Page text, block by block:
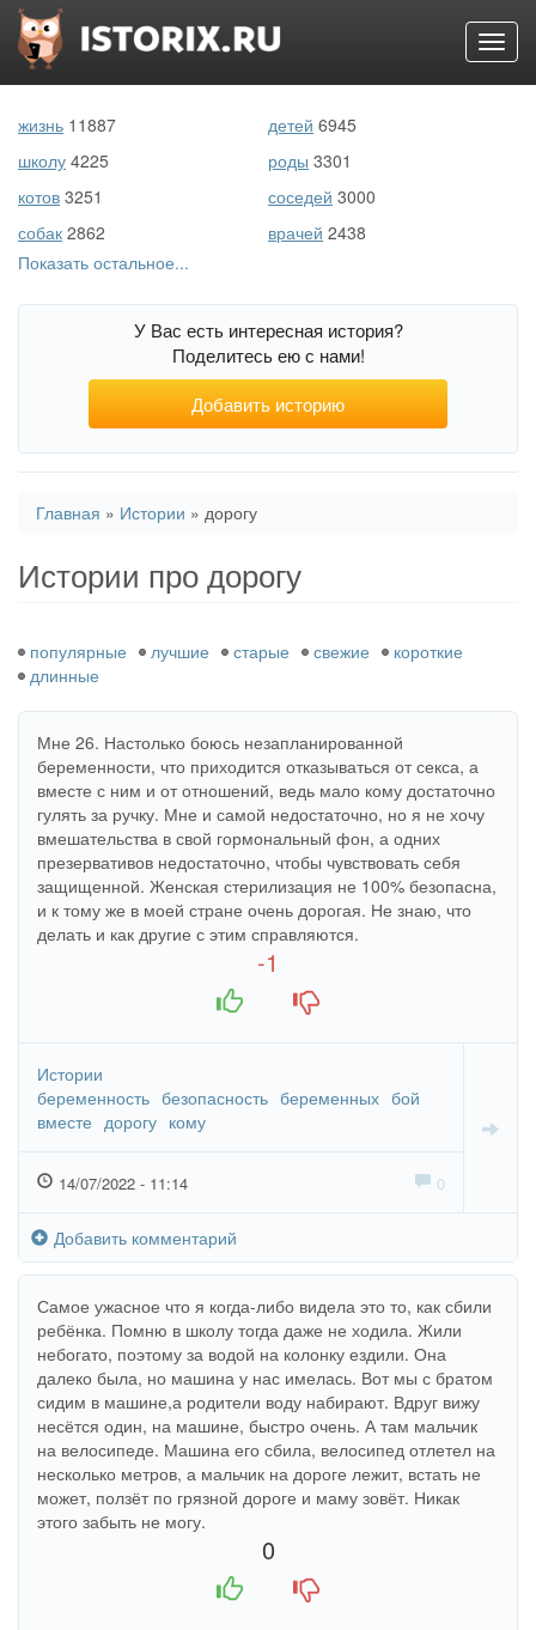
Перейти
основному
содержанию
жизнь 11887 детей 6945
школу 4225 роды 3301
котов 3251 соседей 3000
собак 2862 врачей 2438
первый раз 2216
море 1136 животных 1071
войну 708
507 подростков 505
Показать остальное...
У Вас есть интересная история?
Поделитесь ею с нами!
Добавить историю
Вы
Главная » Истории » дорогу
Истории про дорогу
популярные лучшие старые свежие
короткие
длинные
Мне 26. Настолько боюсь незапланированной
беременности, что приходится отказываться от секса, а
вместе с ним и от отношений, ведь мало кому достаточно
гулять за ручку. Мне и самой недостаточно, но я не хочу
вмешательства в свой гормональный фон, а одних
презервативов недостаточно, чтобы чувствовать себя
защищенной. Женская стерилизация не 100% безопасна,
и к тому же в моей стране очень дорогая. Не знаю, что
делать и как другие с этим справляются.
-1
Истории
беременность безопасность беременных бой
вместе дорогу кому
14/07/2022 - 11:14 0
Добавить комментарий
Самое ужасное что я когда-либо видела это то, как сбили
ребёнка. Помню в школу тогда даже не ходила. Жили
небогато, поэтому за водой на колонку ездили. Она
далеко была, но машина у нас имелась. Вот мы с братом
сидим в машине,а родители воду набирают. Вдруг вижу
несётся один, на машине, быстро очень. А там мальчик
на велосипеде. Машина его сбила, велосипед отлетел на
несколько метров, а мальчик на дороге лежит, встать не
может, ползёт по грязной дороге и маму зовёт. Никак
этого забыть не могу.
0